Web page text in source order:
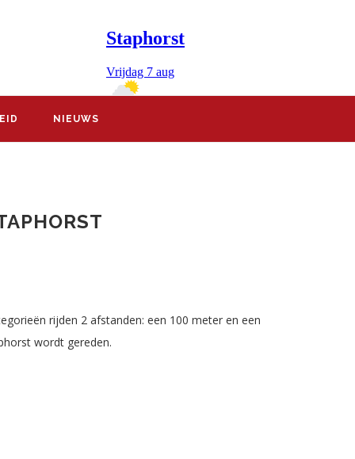
NIEUWS
rijden 2 afstanden: een 100 meter en een
wordt gereden.